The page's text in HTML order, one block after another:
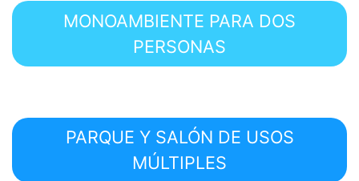
MONOAMBIENTE PARA DOS
PERSONAS
PARQUE Y SALÓN DE USOS
MÚLTIPLES